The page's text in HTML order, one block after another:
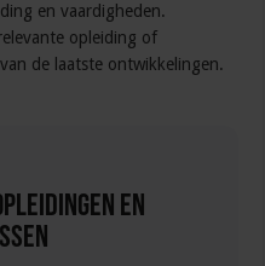
en vaardigheden.
opleiding of
de laatste ontwikkelingen.
en